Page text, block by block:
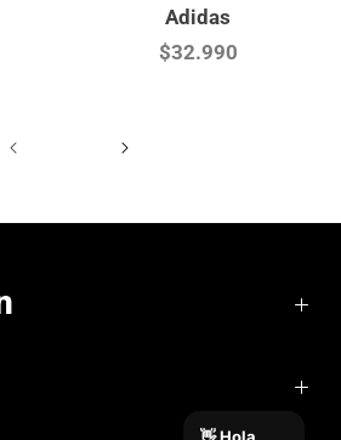
Adidas
$32.990